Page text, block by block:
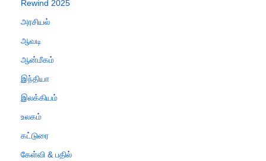
Rewind 2025
அரசியல்
ஆவடி
ஆன்மீகம்
இந்தியா
இலக்கியம்
உலகம்
கட்டுரை
கேள்வி & பதில்